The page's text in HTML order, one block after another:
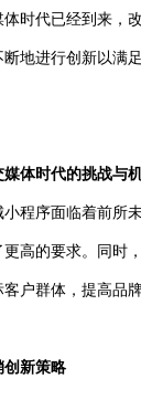
时代已经到来，
地进行创新以满
体时代的挑战与
程序面临着前所
高的要求。同时
户群体，提高品
创新策略